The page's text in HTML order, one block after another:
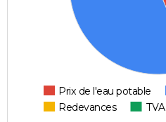
Prix de l'eau potable
Redevances
TVA